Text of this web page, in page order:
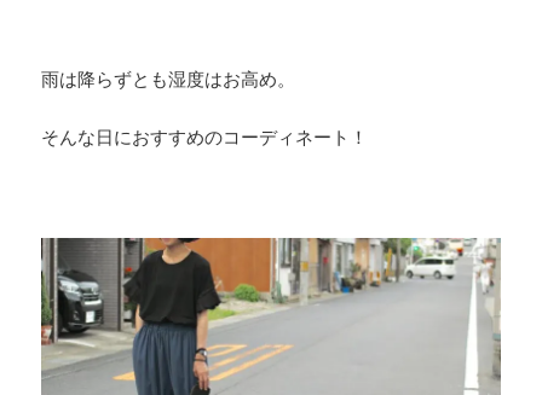
雨は降らずとも湿度はお高め。
そんな日におすすめのコーディネート！